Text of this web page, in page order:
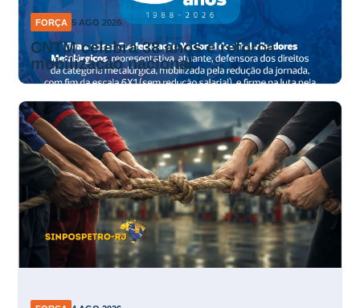
FORÇA 5 AGO 2026
CNTM celebra 38 anos e reforça
mobilização nacional